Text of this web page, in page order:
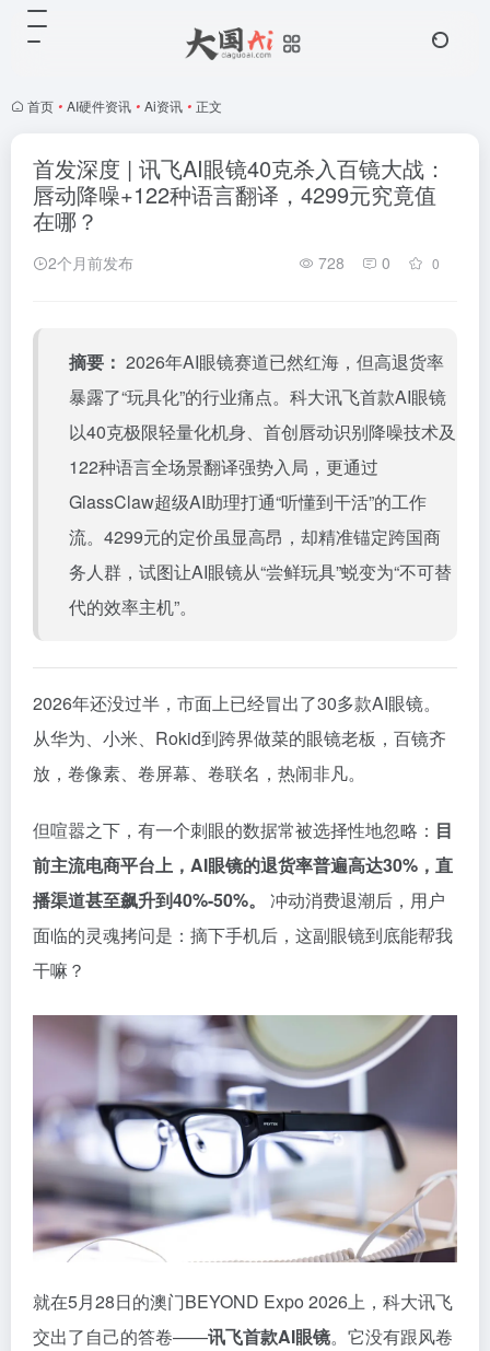
首页 • AI硬件资讯 • Ai资讯 • 正文
首发深度 | 讯飞AI眼镜40克杀入百镜大战：
唇动降噪+122种语言翻译，4299元究竟值
在哪？
2个月前发布 728 0 0
摘要： 2026年AI眼镜赛道已然红海，但高退货率
暴露了“玩具化”的行业痛点。科大讯飞首款AI眼镜
以40克极限轻量化机身、首创唇动识别降噪技术及
122种语言全场景翻译强势入局，更通过
GlassClaw超级AI助理打通“听懂到干活”的工作
流。4299元的定价虽显高昂，却精准锚定跨国商
务人群，试图让AI眼镜从“尝鲜玩具”蜕变为“不可替
代的效率主机”。
2026年还没过半，市面上已经冒出了30多款AI眼镜。
从华为、小米、Rokid到跨界做菜的眼镜老板，百镜齐
放，卷像素、卷屏幕、卷联名，热闹非凡。
但喧嚣之下，有一个刺眼的数据常被选择性地忽略： 目
前主流电商平台上，AI眼镜的退货率普遍高达30%，直
播渠道甚至飙升到40%-50%。
冲动消费退潮后，用户
面临的灵魂拷问是：摘下手机后，这副眼镜到底能帮我
干嘛？
就在5月28日的澳门BEYOND Expo 2026上，科大讯飞
交出了自己的答卷——讯飞首款AI眼镜。它没有跟风卷